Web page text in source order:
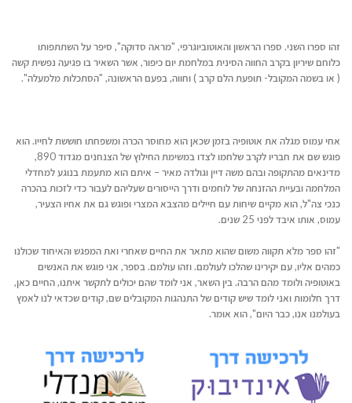
זהו ספרו השני. ספרו הראשון והאוטוביוגרפי, "מראה סדוקה", סיפר על השתתפותו
כלוחם שיריון בקרב החווה הסינית במלחמת יום כיפור, אשר השאיר בו פגיעה נפשית קשה
( או בשמה המקובל- תופעת הלם קרב ) וחווה, בפעם הראשונה, "הסתכלות מלמעלה".
אחי עמוס מגלה את אוטופיה בזמן שכאן הוא מחוסר הכרה ומשפחתו חוששת לחייו. הוא
פוגש שם את חבריו לקרב שלחמו לצדו במשימת החילוץ של הצנחנים מגדוד 890,
מדינאים מהתקופה ובהם משה דיין וגולדה מאיר – איתם הוא מתעמת בנוגע למחדלי
המלחמה ובעיית ההזנחה של לוחמים ודרך הייסורים שעליהם לעבור כדי לזכות בהכרה
כנכי צה"ל, הוא מקיים שיחות עם חיילים מהצבא המצרי ופוגש גם את אחיו הצעיר,
עמוס, אותו איבד לפני 25 שנים.
"זהו ספר מלא תקווה משום שהוא מתאר את החיים שאחרי ואת המפגש והאיחוד שכולנו
כמהים אליו, עם יקירינו שהלכו לעולמם. וזהו עולמם. בספר, אני פוגש את האנשים
באוטופיה ולומד מהם הרבה. בין השאר, אני לומד שהם יכולים לתקשר איתנו, החיים כאן,
דרך חלומות ואני לומד שיש קודים של התנהגות המקובלים שם, קודים שכדאי לנו לאמץ
בעולמנו אנו, כבר היום", הוא אומר.